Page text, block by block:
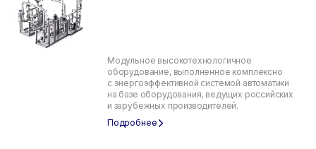
Модульное высокотехнологичное
оборудование, выполненное комплексно
с энергоэффективной системой автоматики
на базе оборудования, ведущих российских
и зарубежных производителей.